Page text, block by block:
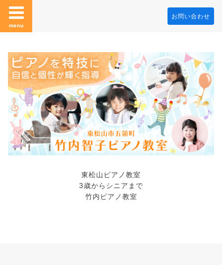
menu
お問い合わせ
東松山ピアノ教室
3歳からシニアまで
竹内ピアノ教室